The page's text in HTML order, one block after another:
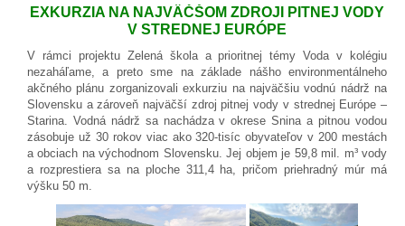
EXKURZIA NA NAJVÄČŠOM ZDROJI PITNEJ VODY
V STREDNEJ EURÓPE
V rámci projektu Zelená škola a prioritnej témy Voda v kolégiu
nezaháľame, a preto sme na základe nášho environmentálneho
akčného plánu zorganizovali exkurziu na najväčšiu vodnú nádrž na
Slovensku a zároveň najväčší zdroj pitnej vody v strednej Európe –
Starina. Vodná nádrž sa nachádza v okrese Snina a pitnou vodou
zásobuje už 30 rokov viac ako 320-tisíc obyvateľov v 200 mestách
a obciach na východnom Slovensku. Jej objem je 59,8 mil. m³ vody
a rozprestiera sa na ploche 311,4 ha, pričom priehradný múr má
výšku 50 m.